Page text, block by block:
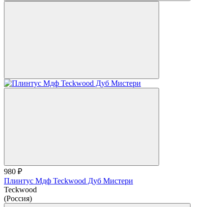
980 ₽
Плинтус Мдф Teckwood Дуб Мистери
Teckwood
(Россия)